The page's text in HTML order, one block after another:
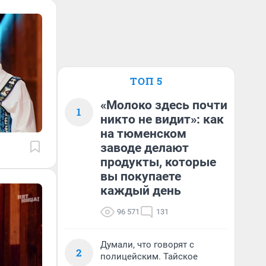
ТОП 5
1
«Молоко здесь почти
никто не видит»: как
на тюменском
заводе делают
продукты, которые
вы покупаете
каждый день
96 571 131
2
Думали, что говорят с
полицейским. Тайское